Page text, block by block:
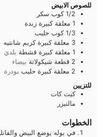
للصوص الابيض
1/2 كوب سكر
1 معلقة كبيرة زبدة
1/3 كوب حليب
3 معلقة كبيرة كريم شانتيه
1 معلقة كبيرة قشطة بلدي
2 قطعة شيكولاتة بيضاء
2 معلقة كبيرة حليب بودرة
للتزيين
كيت كات
مالتيزر
الخطوات
في بوله يوضع البيض